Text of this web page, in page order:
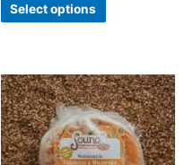
Select options